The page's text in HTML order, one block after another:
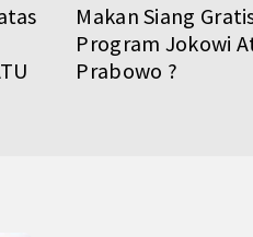
Makan Siang
Program Jokowi
Prabowo ?